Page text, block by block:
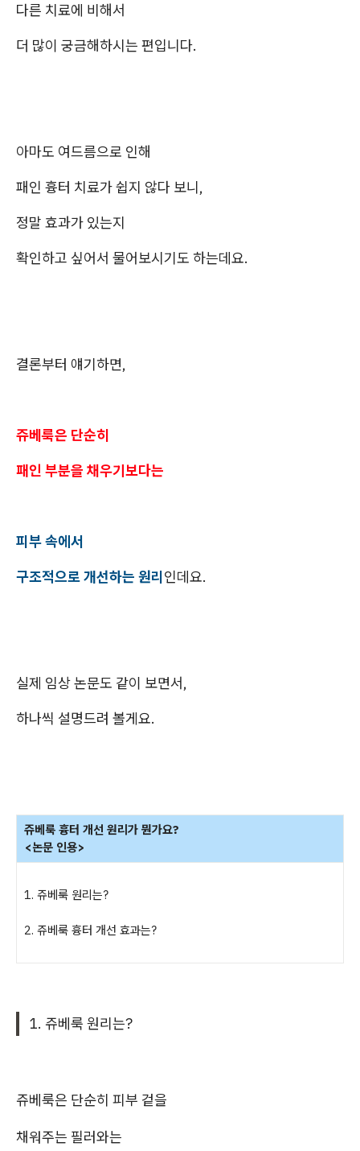
다른 치료에 비해서
더 많이 궁금해하시는 편입니다.
아마도 여드름으로 인해
패인 흉터 치료가 쉽지 않다 보니,
정말 효과가 있는지
확인하고 싶어서 물어보시기도 하는데요.
결론부터 얘기하면,
쥬베룩은 단순히
패인 부분을 채우기보다는
피부 속에서
구조적으로 개선하는 원리인데요.
실제 임상 논문도 같이 보면서,
하나씩 설명드려 볼게요.
쥬베룩 흉터 개선 원리가 뭔가요?
<논문 인용>
1. 쥬베룩 원리는?
2. 쥬베룩 흉터 개선 효과는?
1. 쥬베룩 원리는?
쥬베룩은 단순히 피부 겉을
채워주는 필러와는